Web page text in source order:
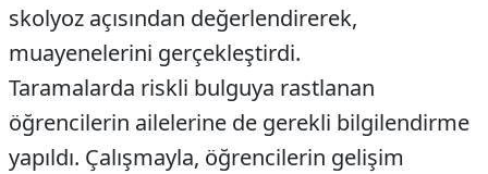
skolyoz açısından değerlendirerek,
muayenelerini gerçekleştirdi.
Taramalarda riskli bulguya rastlanan
öğrencilerin ailelerine de gerekli bilgilendirme
yapıldı. Çalışmayla, öğrencilerin gelişim